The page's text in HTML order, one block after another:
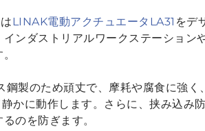
LINAK電動アクチュエータLA31 をデ
インダストリアルワークステーショ
鋼製のため頑丈で、摩耗や腐食に強
かに動作します。さらに、挟み込み
のを防ぎます。